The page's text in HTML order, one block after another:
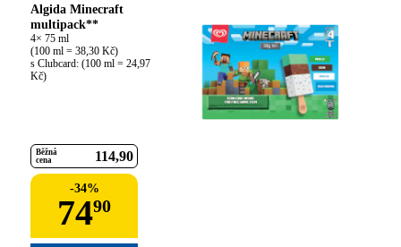
Algida Minecraft
multipack**
4× 75 ml
(100 ml = 38,30 Kč)
s Clubcard: (100 ml = 24,97
Kč)
Běžná
cena
114 90
-34%
7490